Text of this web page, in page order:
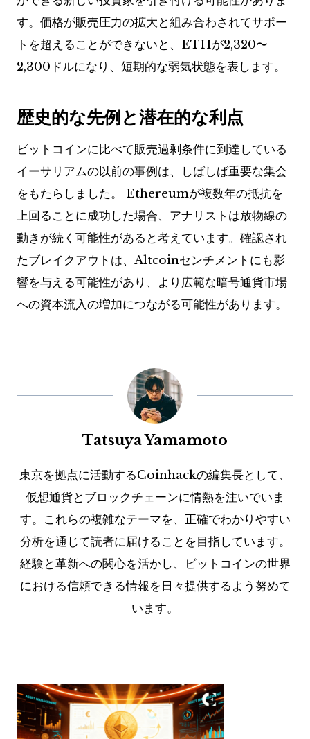
す。価格が販売圧力の拡大と組み合わされてサポー
トを超えることができないと、ETHが2,320〜
2,300ドルになり、短期的な弱気状態を表します。
歴史的な先例と潜在的な利点
ビットコインに比べて販売過剰条件に到達している
イーサリアムの以前の事例は、しばしば重要な集会
をもたらしました。 Ethereumが複数年の抵抗を
上回ることに成功した場合、アナリストは放物線の
動きが続く可能性があると考えています。確認され
たブレイクアウトは、Altcoinセンチメントにも影
響を与える可能性があり、より広範な暗号通貨市場
への資本流入の増加につながる可能性があります。
Tatsuya Yamamoto
東京を拠点に活動するCoinhackの編集長として、
仮想通貨とブロックチェーンに情熱を注いでいま
す。これらの複雑なテーマを、正確でわかりやすい
分析を通じて読者に届けることを目指しています。
経験と革新への関心を活かし、ビットコインの世界
における信頼できる情報を日々提供するよう努めて
います。